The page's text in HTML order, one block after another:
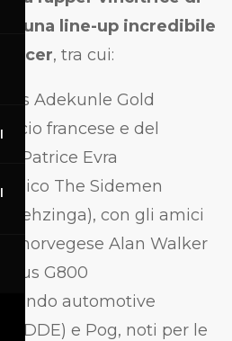
e una line-up incredibile
, tra cui:
Adekunle Gold
francese e del
Patrice Evra
The Sidemen
Behzinga), con gli amici
norvegese Alan Walker
G800
mondo automotive
(DDE) e Pog, noti per le